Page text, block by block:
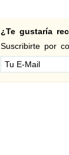
¿Te gustaría
Suscribirte por